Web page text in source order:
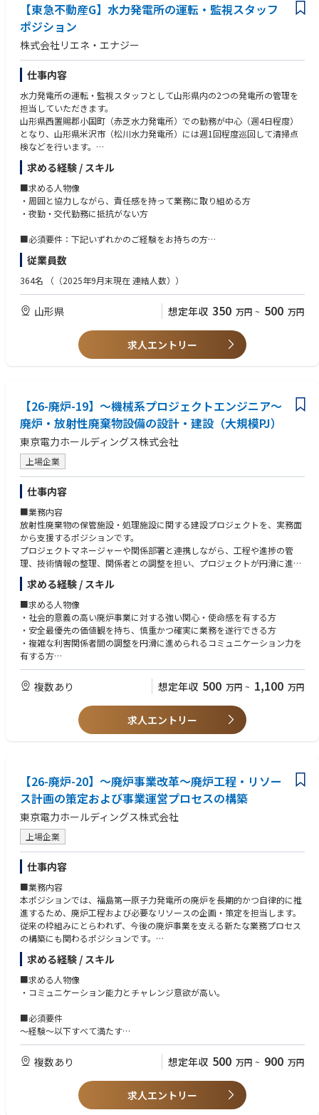
【東急不動産G】水力発電所の運転・監視スタッフ
ポジション
株式会社リエネ・エナジー
仕事内容
水力発電所の運転・監視スタッフとして山形県内の2つの発電所の管理を
担当していただきます。
山形県西置賜郡小国町（赤芝水力発電所）での勤務が中心（週4日程度）
となり、山形県米沢市（松川水力発電所）には週1回程度巡回して清掃点
検などを行います。
■主な職務内容
地域の電力を安定供給するために、水力発電所の運転・監視・保守を担当
していただきます。
自然の力を電気に変える「再生可能エネルギーの現場」で、社会貢献度の
・水力発電設備の運転・管理（小国町、米沢市の2か所）
・各種点検・清掃、消耗品管理
・修繕工事等に関する外注先選定、発注、工事管理
・出水時・異常発生時の対応、関係先への連絡
求める経験 / スキル
■求める人物像
・周囲と協力しながら、責任感を持って業務に取り組める方
・夜勤・交代勤務に抵抗がない方
■必須要件：下記いずれかのご経験をお持ちの方
・普通自動車免許（AT限定可）
・一般的なPCスキル（Excel、Word、メール対応など）
・電気工事士の有資格者
・電気主任技術者の有資格者
・発電所や電気設備の運転・保守業務の経験がある方
従業員数
364名 （（2025年9月末現在 連結人数））
山形県 想定年収 350 万円 ~ 500 万円
求人エントリー
【26-廃炉-19】～機械系プロジェクトエンジニア～
廃炉・放射性廃棄物設備の設計・建設（大規模PJ）
東京電力ホールディングス株式会社
上場企業
仕事内容
■業務内容
放射性廃棄物の保管施設・処理施設に関する建設プロジェクトを、実務面
から支援するポジションです。
プロジェクトマネージャーや関係部署と連携しながら、工程や進捗の管
理、技術情報の整理、関係者との調整を担い、プロジェクトが円滑に進む
ための土台を支えていただきます。
～具体的には～
・放射性廃棄物関連設備の建設プロジェクトにおける工程・進捗管理
・設計資料や技術情報の整理・管理、および各種報告資料の作成
・社内関係部署や設計会社、ゼネコン、ベンダーとの調整・情報共有
・設計から施工、完成引渡しまでの各工程における推進支援
・課題やリスクの可視化を通じたプロジェクトマネージャーの意思決定支
業務はプロジェクト推進業務が中心となり、一定規模の委託業務や外部企
業との連携を担当します。
将来的にプロジェクトマネジメントを担うための基礎を実務の中で身につ
けられる環境です。
まずは実務領域から担当し、段階的に担当範囲を広げていくことを想定し
ています。
～具体的には～
・工程更新や進捗状況の取りまとめなどの進捗管理
・課題・リスクの整理、対応状況のフォローアップ
・社内外の関係者とのスケジュール調整や情報共有
・プロジェクト状況の可視化に向けた資料作成・報告支援
・設計変更や仕様変更に関する情報の取りまとめ
また、担当領域では日々の優先順位付けやタスク整理を主体的に進めてい
ただきます。課題発生時には一次対応や対応方針の提案を行い、必要に応
じて関係部署と連携しながら合意形成を進める役割も担います。
■魅力・やりがい
がら、建設プロジェクト推進の実務経験と専門知識を幅広く身につけるこ
とができます。多くの関係者と協働しながら、プロジェクト全体を俯瞰す
る視点を養える点も特徴です。
～具体的には～
・放射性廃棄物管理や安全・規制分野の専門知識を習得できる
・設計から施工、完成引渡しまで一連のプロジェクトを経験できる
・社内外の多数の関係者と連携し、高度な調整力を磨ける
れる
担当業務の成果は、プロジェクト全体の円滑な推進や関係者の迅速な意思
決定につながります。
求める経験 / スキル
■求める人物像
・社会的意義の高い廃炉事業に対する強い関心・使命感を有する方
・安全最優先の価値観を持ち、慎重かつ確実に業務を遂行できる方
・複雑な利害関係者間の調整を円滑に進められるコミュニケーション力を
有する方
・自律的に課題を発見し、解決まで主体的に推進できる方
・長期プロジェクトに粘り強く取り組める方
～経験～以下すべて満たす
・プラントエンジニアリングにおける実務経験（設計・建設・保全のいず
・複数関係者との調整・マネジメント経験
～知識・技能～以下すべて満たす
・プラント設備に関する工学的知識
・工程管理・コスト管理・リスク管理に関する基礎知識
■歓迎要件
～経験～
・原子力関連施設における業務経験
・EPC（設計・調達・建設）プロジェクトの実務経験
・規制対応・許認可業務の経験
～知識・技能～
・放射線管理・放射性物質取扱いに関する知識
・原子力規制・関連法規に関する知識
・英語による技術文書読解力・業務遂行能力
・第一種放射線取扱主任者
・技術士（原子力・放射線部門）
複数あり 想定年収 500 万円 ~ 1,100 万円
求人エントリー
【26-廃炉-20】～廃炉事業改革～廃炉工程・リソー
ス計画の策定および事業運営プロセスの構築
東京電力ホールディングス株式会社
上場企業
仕事内容
■業務内容
本ポジションでは、福島第一原子力発電所の廃炉を長期的かつ自律的に推
進するため、廃炉工程および必要なリソースの企画・策定を担当します。
従来の枠組みにとらわれず、今後の廃炉事業を支える新たな業務プロセス
の構築にも関わるポジションです。
社内外の関係者と連携しながら、事業全体を見据えた企画立案を進めてい
ただきます。
～具体的には～
・廃炉工程策定プロセスの企画・設計および工程計画の策定
・経営層や関係部署との調整・合意形成の推進
・NDF、エネルギー政策関連機関、規制当局など社外関係者との協議
・定例的な対外公表資料の作成・取りまとめ
業務の多くはプロジェクト型で進行し、影響範囲は廃炉事業全体に及びま
す。企画から合意形成まで一貫して関与することが特徴です。
■責任・期待される役割
求める経験 / スキル
■求める人物像
・コミュニケーション能力とチャレンジ意欲が高い。
■必須要件
～経験～以下すべて満たす
いずれかを満たす
・社員数100人以上規模の企業において、企画業務を3年以上経験している
方
～知識・技能～以下すべて満たす
・社内外で合意形成することが重要であり、コミュニケーションスキル
複数あり 想定年収 500 万円 ~ 900 万円
求人エントリー